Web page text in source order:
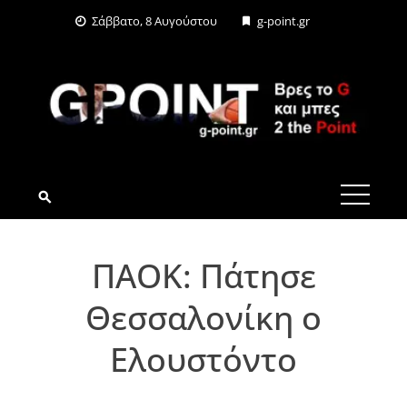
Σάββατο, 8 Αυγούστου g-point.gr
G-POINT.GR
ΠΑΟΚ: Πάτησε
Θεσσαλονίκη ο
Ελουστόντο